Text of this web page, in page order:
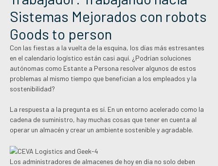
Sistemas Mejorados con robots
Goods to person
Con las fiestas a la vuelta de la esquina, los días más estresantes
en el calendario logístico están casi aquí. ¿Podrían soluciones
autónomas como Estante a Persona resolver algunos de estos
problemas al mismo tiempo que benefician a los empleados y la
sostenibilidad?
La respuesta a la pregunta es sí. En un entorno acelerado como la
cadena de suministro, hay muchas cosas que tener en cuenta al
operar un almacén y crear un ambiente sostenible y agradable.
Los administradores de almacenes de hoy en día no solo deben